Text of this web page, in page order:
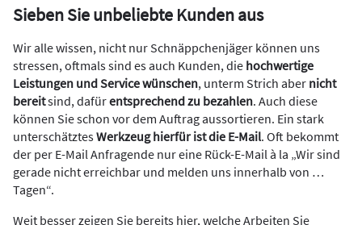
Sieben Sie unbeliebte Kunden aus
Wir alle wissen, nicht nur Schnäppchenjäger können uns
stressen, oftmals sind es auch Kunden, die hochwertige
Leistungen und Service wünschen, unterm Strich aber nicht
bereitsind, dafürentsprechend zu bezahlen. Auch diese
können Sie schon vor dem Auftrag aussortieren. Ein stark
unterschätztesWerkzeug hierfür ist die E-Mail. Oft bekommt
der per E-Mail Anfragende nur eine Rück-E-Mail à la „Wir sind
gerade nicht erreichbar und melden uns innerhalb von …
Tagen“.
Weit besser zeigen Sie bereits hier, welche Arbeiten Sie